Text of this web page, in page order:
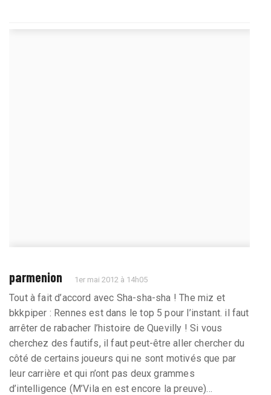
parmenion 1er mai 2012 à 14h05
Tout à fait d’accord avec Sha-sha-sha ! The miz et
bkkpiper : Rennes est dans le top 5 pour l’instant. il faut
arrêter de rabacher l’histoire de Quevilly ! Si vous
cherchez des fautifs, il faut peut-être aller chercher du
côté de certains joueurs qui ne sont motivés que par
leur carrière et qui n’ont pas deux grammes
d’intelligence (M’Vila en est encore la preuve)...